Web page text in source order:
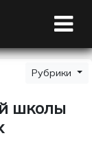
Рубрики
школы